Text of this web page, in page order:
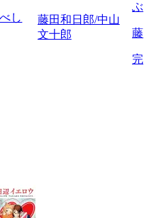
し
藤田和日郎/中山
文十郎
ぶ
藤
完